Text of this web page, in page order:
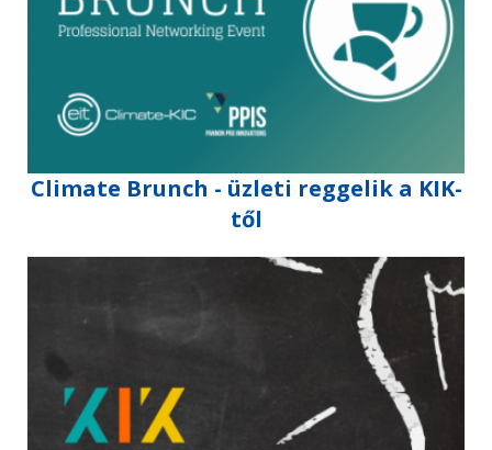
Climate Brunch - üzleti reggelik a KIK-
től